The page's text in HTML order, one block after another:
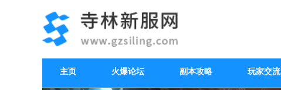
主页 火爆论坛 副本攻略 玩家交流